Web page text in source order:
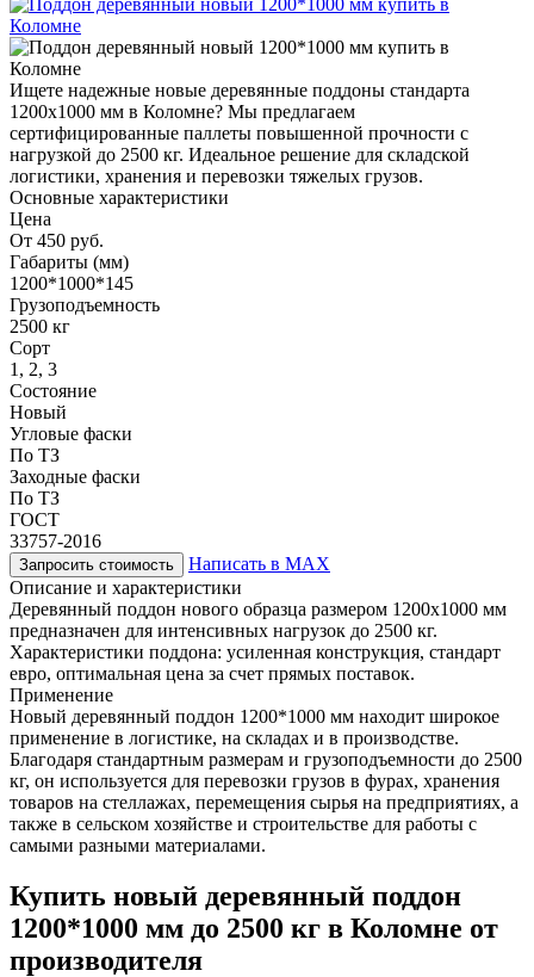
Ищете надежные новые деревянные поддоны стандарта
1200x1000 мм в Коломне? Мы предлагаем
сертифицированные паллеты повышенной прочности с
нагрузкой до 2500 кг. Идеальное решение для складской
логистики, хранения и перевозки тяжелых грузов.
Основные характеристики
Цена
От 450 руб.
Габариты (мм)
1200*1000*145
Грузоподъемность
2500 кг
Сорт
1, 2, 3
Состояние
Новый
Угловые фаски
По ТЗ
Заходные фаски
По ТЗ
ГОСТ
33757-2016
Запросить стоимость
Написать в MAX
Описание и характеристики
Деревянный поддон нового образца размером 1200х1000 мм
предназначен для интенсивных нагрузок до 2500 кг.
Характеристики поддона: усиленная конструкция, стандарт
евро, оптимальная цена за счет прямых поставок.
Применение
Новый деревянный поддон 1200*1000 мм находит широкое
применение в логистике, на складах и в производстве.
Благодаря стандартным размерам и грузоподъемности до 2500
кг, он используется для перевозки грузов в фурах, хранения
товаров на стеллажах, перемещения сырья на предприятиях, а
также в сельском хозяйстве и строительстве для работы с
самыми разными материалами.
Купить новый деревянный поддон
1200*1000 мм до 2500 кг в Коломне от
производителя